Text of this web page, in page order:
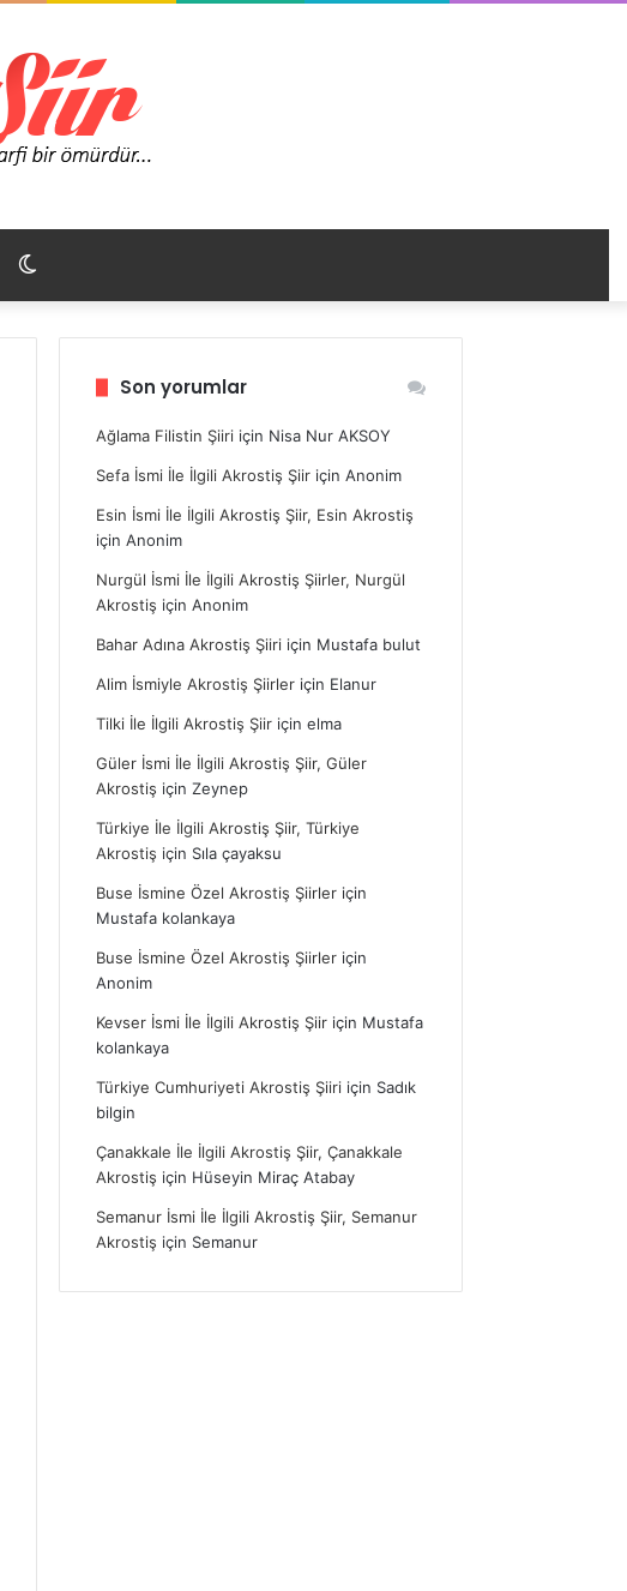
görünümü
Son yorumlar
Ağlama Filistin Şiiri için Nisa Nur AKSOY
Sefa İsmi İle İlgili Akrostiş Şiir içinAnonim
Esin İsmi İle İlgili Akrostiş Şiir, Esin Akrostiş
içinAnonim
Nurgül İsmi İle İlgili Akrostiş Şiirler, Nurgül
Akrostiş içinAnonim
Bahar Adına Akrostiş Şiiri için Mustafa bulut
Alim İsmiyle Akrostiş Şiirler için Elanur
Tilki İle İlgili Akrostiş Şiir içinelma
Güler İsmi İle İlgili Akrostiş Şiir, Güler
Akrostiş içinZeynep
Türkiye İle İlgili Akrostiş Şiir, Türkiye
Akrostiş için Sıla çayaksu
Buse İsmine Özel Akrostiş Şiirler için
Mustafa kolankaya
Buse İsmine Özel Akrostiş Şiirler için
Anonim
Kevser İsmi İle İlgili Akrostiş Şiir için Mustafa
kolankaya
Türkiye Cumhuriyeti Akrostiş Şiiri için Sadık
bilgin
Çanakkale İle İlgili Akrostiş Şiir, Çanakkale
Akrostiş için Hüseyin Miraç Atabay
Semanur İsmi İle İlgili Akrostiş Şiir, Semanur
Akrostiş için Semanur